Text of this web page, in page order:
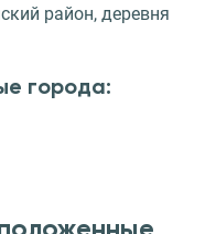
район, деревня
города: